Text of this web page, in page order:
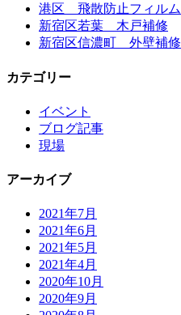
港区 飛散防止フィルム
新宿区若葉 木戸補修
新宿区信濃町 外壁補修
カテゴリー
イベント
ブログ記事
現場
アーカイブ
2021年7月
2021年6月
2021年5月
2021年4月
2020年10月
2020年9月